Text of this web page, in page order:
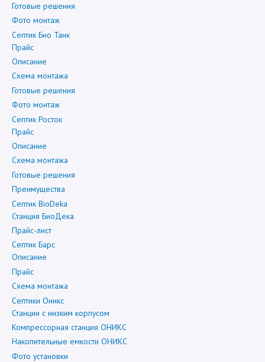
Готовые решения
Фото монтаж
Септик Био Танк
Прайс
Описание
Схема монтажа
Готовые решения
Фото монтаж
Септик Росток
Прайс
Описание
Схема монтажа
Готовые решения
Преимущества
Септик BioDeka
Станция БиоДека
Прайс-лист
Септик Барс
Описание
Прайс
Схема монтажа
Септики Оникс
Станции с низким корпусом
Компрессорная станция ОНИКС
Накопительные емкости ОНИКС
Фото установки